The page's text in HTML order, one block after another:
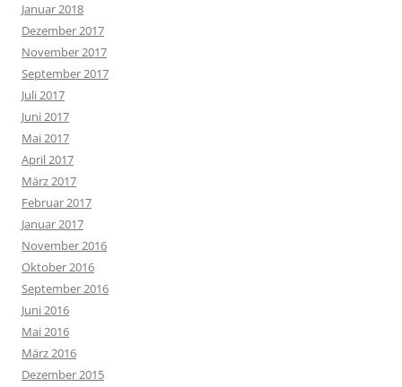
Januar 2018
Dezember 2017
November 2017
September 2017
Juli 2017
Juni 2017
Mai 2017
April 2017
März 2017
Februar 2017
Januar 2017
November 2016
Oktober 2016
September 2016
Juni 2016
Mai 2016
März 2016
Dezember 2015